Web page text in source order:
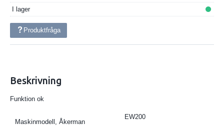
I lager
Produktfråga
Beskrivning
Funktion ok
Maskinmodell, Åkerman
EW200